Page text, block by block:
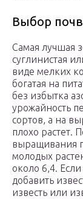
Выбор
Самая лучшая
суглинистая
виде мелких
богатая на
без избытка
урожайность
сортов, а на
плохо растет.
выращивания
молодых
около 6,4.
добавить
известь или